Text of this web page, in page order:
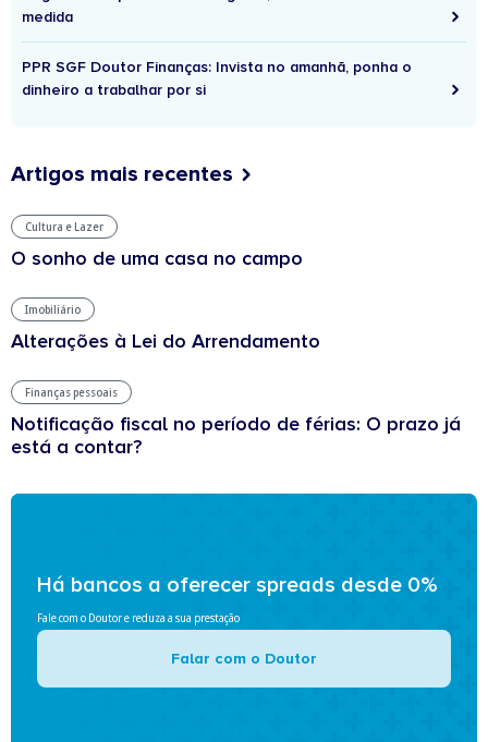
medida
PPR SGF Doutor Finanças: Invista no amanhã, ponha o
dinheiro a trabalhar por si
Artigos mais recentes
Cultura e Lazer
O sonho de uma casa no campo
Imobiliário
Alterações à Lei do Arrendamento
Finanças pessoais
Notificação fiscal no período de férias: O prazo já
está a contar?
Há bancos a oferecer spreads desde 0%
Fale com o Doutor e reduza a sua prestação
Falar com o Doutor